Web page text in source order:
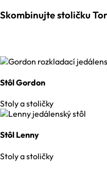
Skombinujte stoličku
Stôl Gordon
Stoly a stoličky
Stôl Lenny
Stoly a stoličky